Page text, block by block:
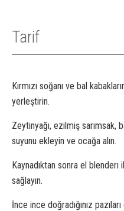
Tarif
Kırmızı soğanı ve bal
yerleştirin.
Zeytinyağı, ezilmiş sarımsak,
suyunu ekleyin ve ocağa alın.
Kaynadıktan sonra el blenderı
sağlayın.
İnce ince doğradığınız